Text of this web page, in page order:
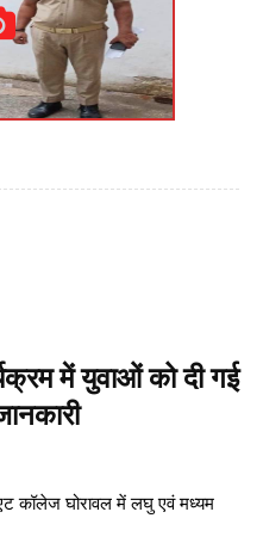
में युवाओं को दी गई
कॉलेज घोरावल में लघु एवं मध्यम